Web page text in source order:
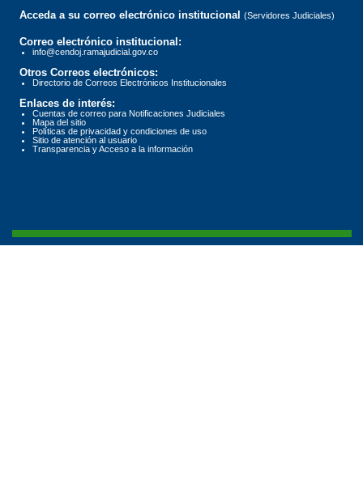
Acceda a su correo electrónico institucional (Servidores Judiciales)
Correo electrónico institucional:
info@cendoj.ramajudicial.gov.co
Otros Correos electrónicos:
Directorio de Correos Electrónicos Institucionales
Enlaces de interés:
Cuentas de correo para Notificaciones Judiciales
Mapa del sitio
Políticas de privacidad y condiciones de uso
Sitio de atención al usuario
Transparencia y Acceso a la información